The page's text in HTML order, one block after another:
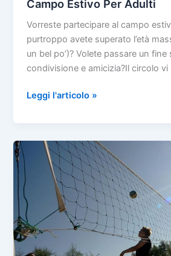
Campo Estivo Per Adulti
Vorreste partecipare al campo
purtroppo avete superato l’età
un bel po’)? Volete passare un fine
condivisione e amicizia?Il circolo vi
Campo
Adulti
Leggi l'articolo »